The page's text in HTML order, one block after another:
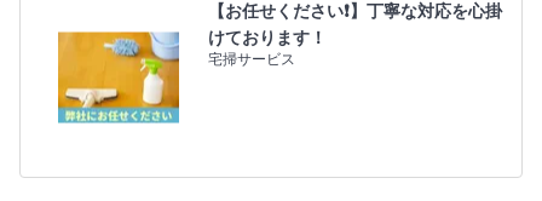
【お任せください❗️】丁寧な対応を心掛
けております！
宅掃サービス